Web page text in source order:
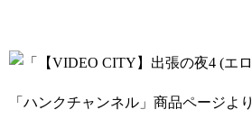
「ハンクチャンネル」商品ページより